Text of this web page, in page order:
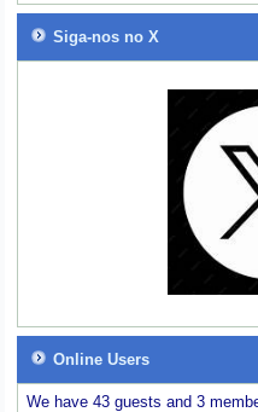
Siga-nos no X
Online Users
We have 43 guests and 3